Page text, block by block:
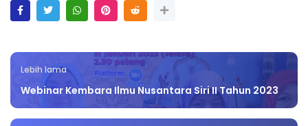
Lebih lama
Webinar Kembara Ilmu Nusantara Siri II Tahun 2023